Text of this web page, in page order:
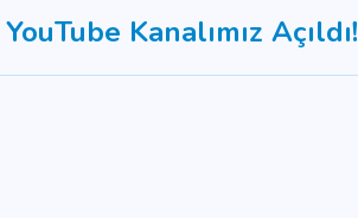
YouTube Kanalımız Açıldı!